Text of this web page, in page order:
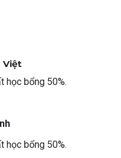
Việt
học bổng 50%.
học bổng 50%.